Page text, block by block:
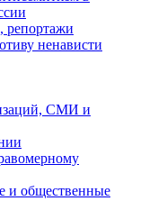
репортажи
ненависти
СМИ и
и общественные